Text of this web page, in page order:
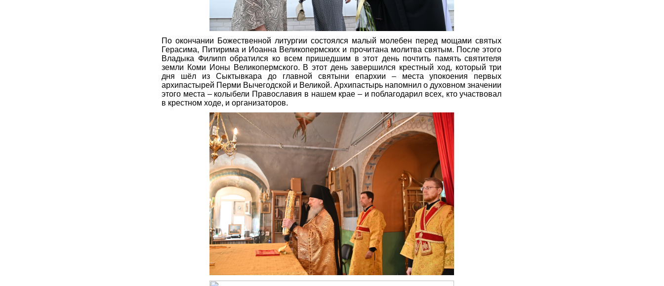
По окончании Божественной литургии состоялся малый молебен перед мощами святых
Герасима, Питирима и Иоанна Великопермских и прочитана молитва святым. После этого
Владыка Филипп обратился ко всем пришедшим в этот день почтить память святителя
земли Коми Ионы Великопермского. В этот день завершился крестный ход, который три
дня шёл из Сыктывкара до главной святыни епархии – места упокоения первых
архипастырей Перми Вычегодской и Великой. Архипастырь напомнил о духовном значении
этого места – колыбели Православия в нашем крае – и поблагодарил всех, кто участвовал
в крестном ходе, и организаторов.